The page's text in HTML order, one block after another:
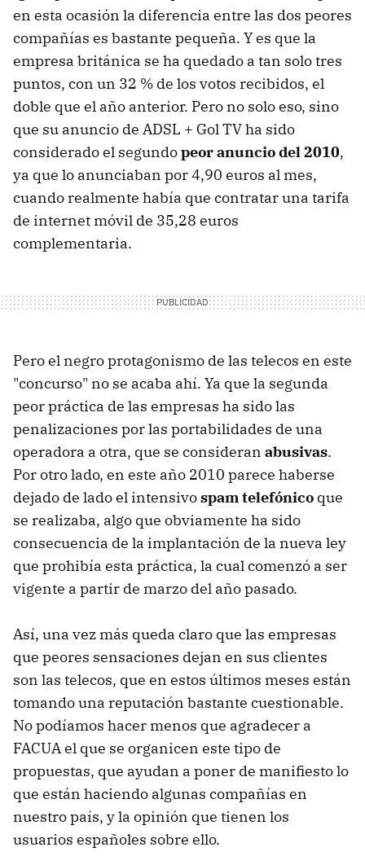
en esta ocasión la diferencia entre las dos peores
compañías es bastante pequeña. Y es que la
empresa británica se ha quedado a tan solo tres
puntos, con un 32 % de los votos recibidos, el
doble que el año anterior. Pero no solo eso, sino
que su anuncio de ADSL + Gol TV ha sido
considerado el segundopeor anuncio del 2010,
ya que lo anunciaban por 4,90 euros al mes,
cuando realmente había que contratar una tarifa
de internet móvil de 35,28 euros
complementaria.
Pero el negro protagonismo de las telecos en este
"concurso" no se acaba ahí. Ya que la segunda
peor práctica de las empresas ha sido las
penalizaciones por las portabilidades de una
operadora a otra, que se consideran abusivas.
Por otro lado, en este año 2010 parece haberse
dejado de lado el intensivospam telefónico que
se realizaba, algo que obviamente ha sido
consecuencia de la implantación de la nueva ley
que prohibía esta práctica, la cual comenzó a ser
vigente a partir de marzo del año pasado.
Así, una vez más queda claro que las empresas
que peores sensaciones dejan en sus clientes
son las telecos, que en estos últimos meses están
tomando una reputación bastante cuestionable.
No podíamos hacer menos que agradecer a
FACUA el que se organicen este tipo de
propuestas, que ayudan a poner de manifiesto lo
que están haciendo algunas compañías en
nuestro país, y la opinión que tienen los
usuarios españoles sobre ello.